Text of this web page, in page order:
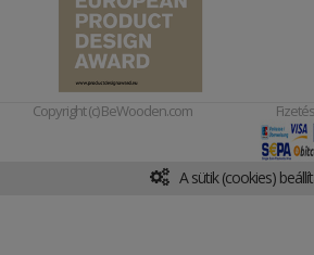
Copyright (c) BeWooden.com
A sütik (cookies)